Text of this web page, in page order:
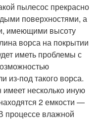
пылесос прекрасно
поверхностями, а
имеющими высоту
ворса на покрытии
иметь проблемы с
из-под такого ворса.
несколько иную
2 емкости —
процессе влажной